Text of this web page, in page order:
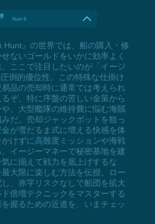
Num 8
Hunt』の世界では、船の購入・修
ないゴールドをいかに効率よく
ここで注目したいのが「イージ
倒的優位性。この特殊な仕掛け
品の売却時に通常では考えられ
ぞ。特に序盤の苦しい金策から
、大型艦隊の維持費に悩む海賊
だ。売却ジャックポットを狙っ
が雪だるま式に増える快感を体
けずに高難度ミッションや海戦
イージーマネーで秘密基地を建
に揃えて戦力を底上げするな
大限に楽しむ方法を伝授。ロー
、赤字リスクなしで船団を拡大
倍増テクニックをマスターする
握るための近道を、いまチェッ